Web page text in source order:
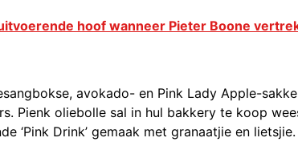
hoof wanneer Pieter Boone
avokado- en Pink Lady Apple-
Pienk oliebolle sal in hul bakkery te koop
‘Pink Drink’ gemaak met granaatjie en lietsjie.